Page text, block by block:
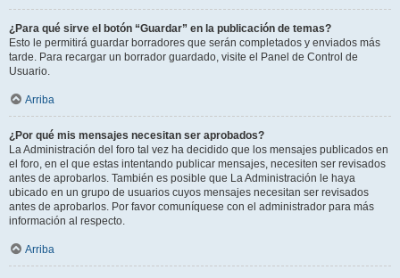
¿Para qué sirve el botón “Guardar” en la publicación de temas?
Esto le permitirá guardar borradores que serán completados y enviados más
tarde. Para recargar un borrador guardado, visite el Panel de Control de
Usuario.
Arriba
¿Por qué mis mensajes necesitan ser aprobados?
La Administración del foro tal vez ha decidido que los mensajes publicados en
el foro, en el que estas intentando publicar mensajes, necesiten ser revisados
antes de aprobarlos. También es posible que La Administración le haya
ubicado en un grupo de usuarios cuyos mensajes necesitan ser revisados
antes de aprobarlos. Por favor comuníquese con el administrador para más
información al respecto.
Arriba